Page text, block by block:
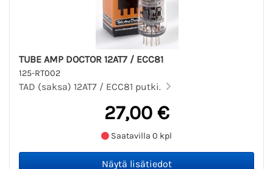
TUBE AMP DOCTOR 12AT7 / ECC81
125-RT002
TAD (saksa) 12AT7 / ECC81 putki.
27,00 €
Saatavilla 0 kpl